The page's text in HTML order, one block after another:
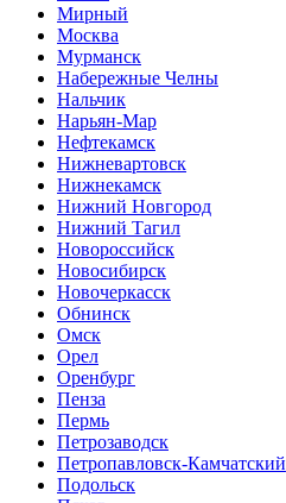
Мирный
Москва
Мурманск
Набережные Челны
Нальчик
Нарьян-Мар
Нефтекамск
Нижневартовск
Нижнекамск
Нижний Новгород
Нижний Тагил
Новороссийск
Новосибирск
Новочеркасск
Обнинск
Омск
Орел
Оренбург
Пенза
Пермь
Петрозаводск
Петропавловск-Камчатский
Подольск